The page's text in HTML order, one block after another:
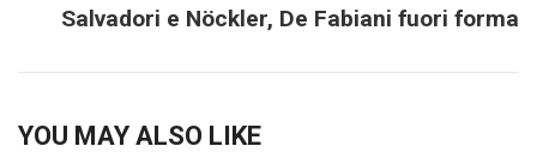
Salvadori e Nöckler, De Fabiani fuori forma
YOU MAY ALSO LIKE